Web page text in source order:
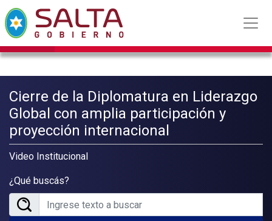
Cierre de la Diplomatura en Liderazgo
Global con amplia participación y
proyección internacional
Video Institucional
¿Qué buscás?